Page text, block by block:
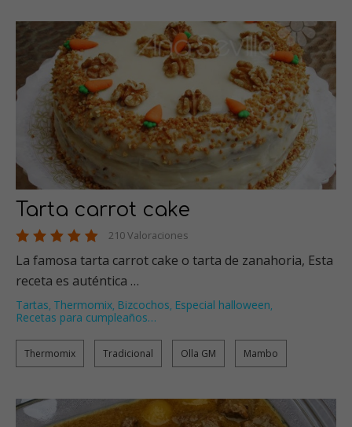
Tarta carrot cake
210 Valoraciones
La famosa tarta carrot cake o tarta de zanahoria, Esta
receta es auténtica …
Tartas, Thermomix, Bizcochos, Especial halloween,
Recetas para cumpleaños…
Thermomix Tradicional Olla GM Mambo